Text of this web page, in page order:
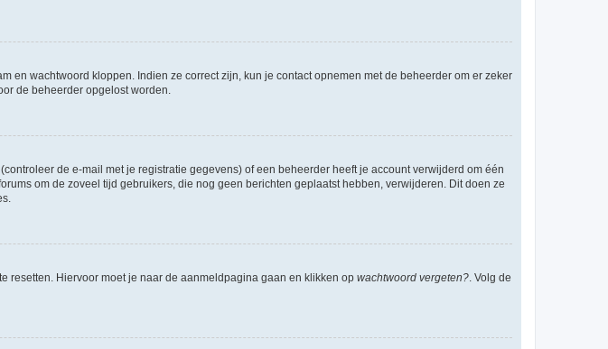
wachtwoord kloppen. Indien ze correct zijn, kun je contact opnemen met de beheerder om er zeker
de beheerder opgelost worden.
de e-mail met je registratie gegevens) of een beheerder heeft je account verwijderd om één
om de zoveel tijd gebruikers, die nog geen berichten geplaatst hebben, verwijderen. Dit doen ze
resetten. Hiervoor moet je naar de aanmeldpagina gaan en klikken op wachtwoord vergeten? . Volg de